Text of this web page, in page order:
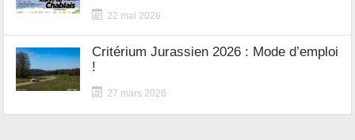
22 mai 2026
Critérium Jurassien 2026 : Mode d’emploi
!
27 mars 2026